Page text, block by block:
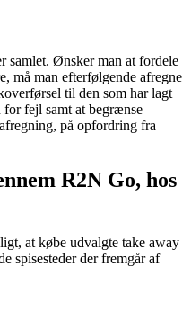
samlet. Ønsker man at fordele
må man efterfølgende afregne
til den som har lagt
fejl samt at begrænse
på opfordring fra
R2N Go, hos
at købe udvalgte take away
spisesteder der fremgår af